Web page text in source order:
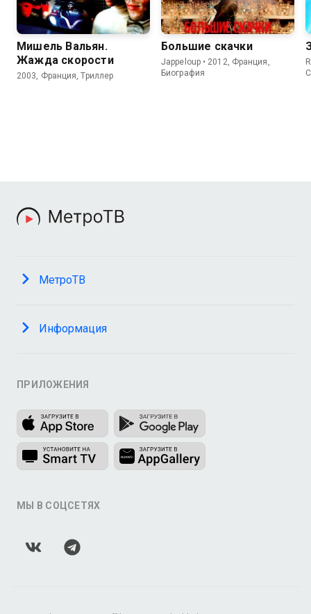
Мишель Вальян.
Жажда скорости
2003, Франция, Триллер
Большие скачки
Jappeloup • 2012, Франция,
Биография
МетроТВ
Информация
ПРИЛОЖЕНИЯ
МЫ В СОЦСЕТЯХ